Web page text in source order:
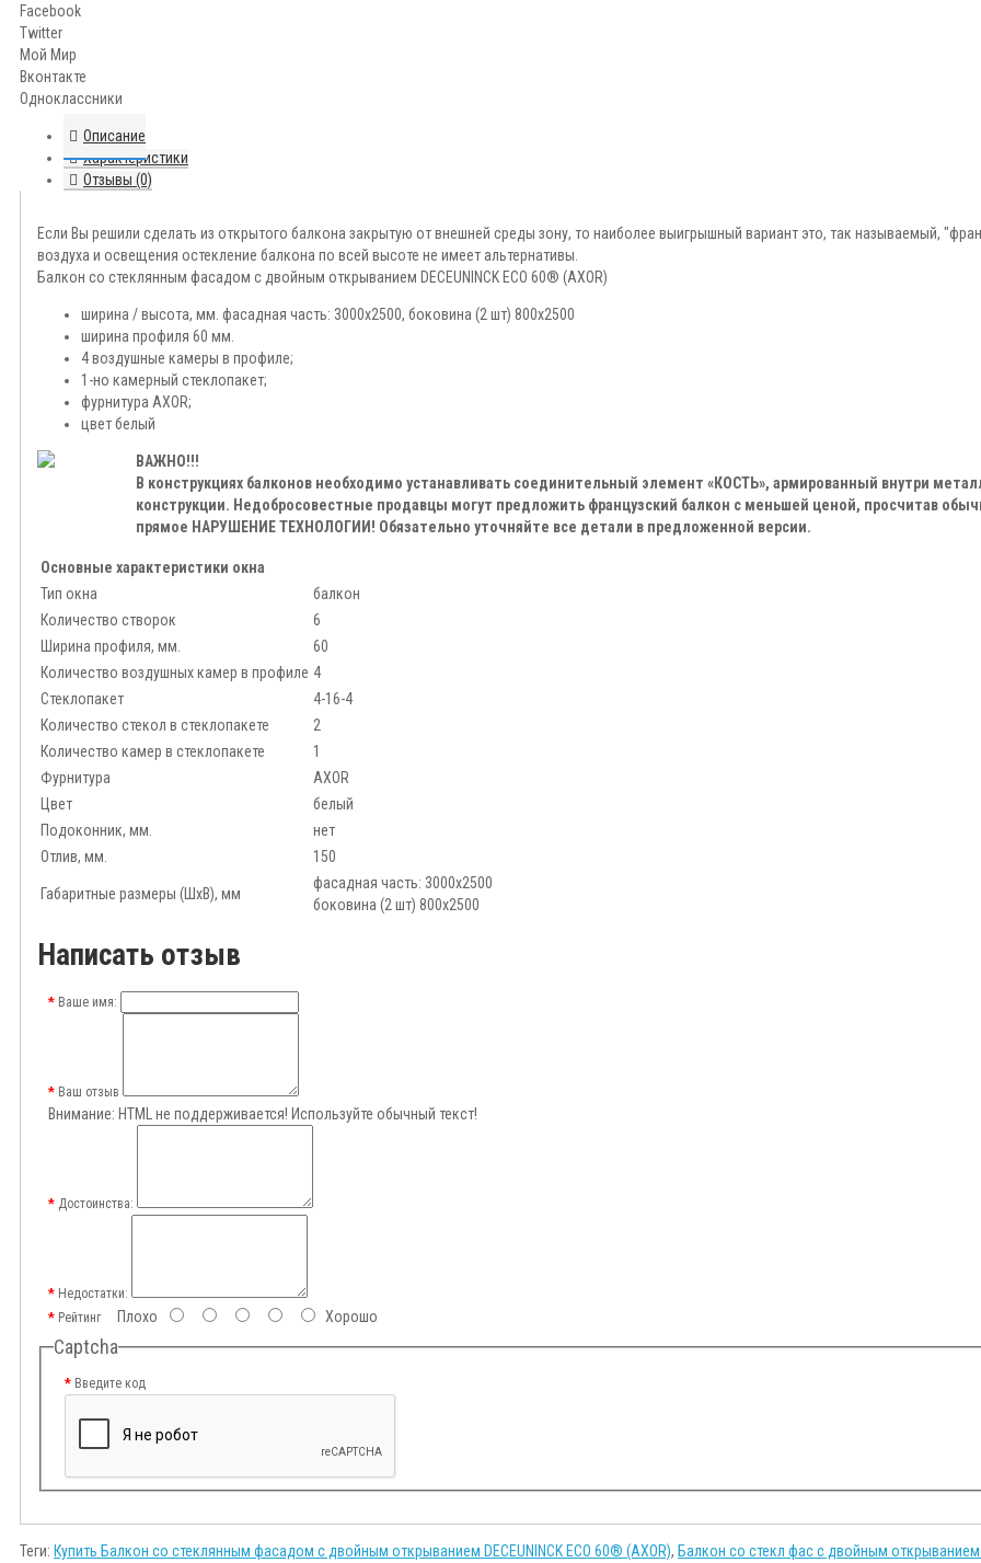
Facebook
Twitter
Мой Мир
Вконтакте
Одноклассники
Описание
Характеристики
Отзывы (0)
Если Вы решили сделать из открытого балкона закрытую от внешней среды зону, то наиболее выигрышный вариант это, так называемый,
воздуха и освещения остекление балкона по всей высоте не имеет альтернативы.
Балкон со стеклянным фасадом с двойным открыванием DECEUNINCK ECO 60® (AXOR)
ширина / высота, мм. фасадная часть: 3000х2500, боковина (2 шт) 800х2500
ширина профиля 60 мм.
4 воздушные камеры в профиле;
1-но камерный стеклопакет;
фурнитура AXOR;
цвет белый
ВАЖНО!!!
В конструкциях балконов необходимо устанавливать соединительный элемент «КОСТЬ», армированный внутри
конструкции. Недобросовестные продавцы могут предложить французский балкон с меньшей ценой, просчитав
прямое НАРУШЕНИЕ ТЕХНОЛОГИИ! Обязательно уточняйте все детали в предложенной версии.
Основные характеристики окна
Тип окна
балкон
Количество створок
6
Ширина профиля, мм.
60
Количество воздушных камер в профиле 4
Стеклопакет
4-16-4
Количество стекол в стеклопакете
2
Количество камер в стеклопакете
1
Фурнитура
AXOR
Цвет
белый
Подоконник, мм.
нет
Отлив, мм.
150
Габаритные размеры (ШхВ), мм
фасадная часть: 3000x2500
боковина (2 шт) 800x2500
Написать отзыв
Ваше имя:
Ваш отзыв
Внимание: HTML не поддерживается! Используйте обычный текст!
Достоинства:
Недостатки:
РейтингПлохо Хорошо
Captcha
Введите код
Теги: Купить Балкон со стеклянным фасадом с двойным открыванием DECEUNINCK ECO 60® (AXOR), Балкон со стекл фас с двойным открыванием